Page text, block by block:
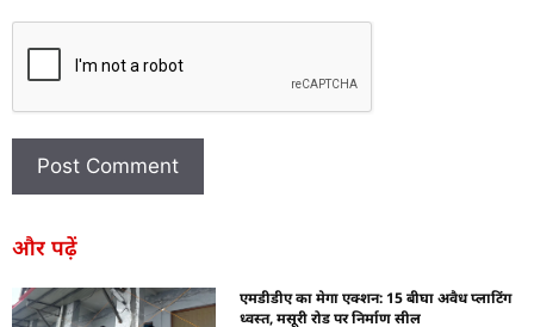
और पढ़ें
एमडीडीए का मेगा एक्शन: 15 बीघा अवैध प्लाटिंग
ध्वस्त, मसूरी रोड पर निर्माण सील